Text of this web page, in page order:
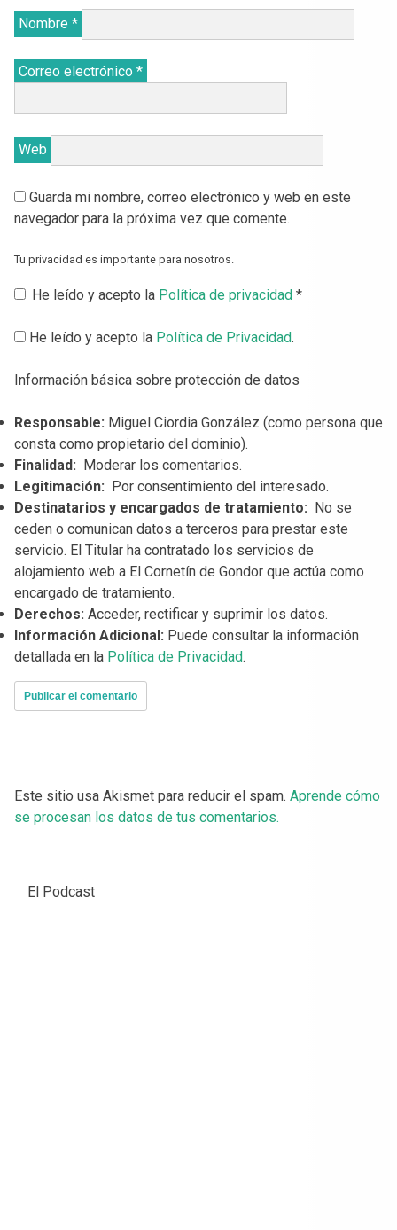
Nombre *
Correo electrónico *
Web
Guarda mi nombre, correo electrónico y web en este
navegador para la próxima vez que comente.
Tu privacidad es importante para nosotros.
He leído y acepto la Política de privacidad *
He leído y acepto la Política de Privacidad.
Información básica sobre protección de datos
Responsable: Miguel Ciordia González (como persona que
consta como propietario del dominio).
Finalidad: Moderar los comentarios.
Legitimación: Por consentimiento del interesado.
Destinatarios y encargados de tratamiento: No se
ceden o comunican datos a terceros para prestar este
servicio. El Titular ha contratado los servicios de
alojamiento web a El Cornetín de Gondor que actúa como
encargado de tratamiento.
Derechos: Acceder, rectificar y suprimir los datos.
Información Adicional: Puede consultar la información
detallada en la Política de Privacidad.
Este sitio usa Akismet para reducir el spam. Aprende cómo
se procesan los datos de tus comentarios.
El Podcast